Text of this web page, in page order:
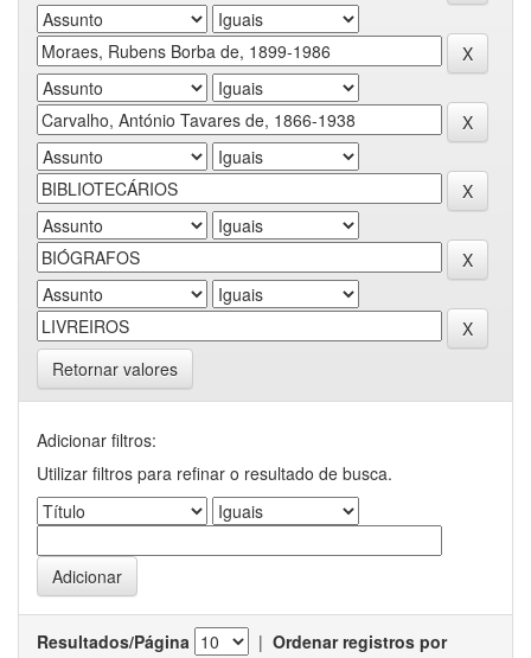
Retornar valores
Adicionar filtros:
Utilizar filtros para refinar o resultado de busca.
Resultados/Página | Ordenar registros por